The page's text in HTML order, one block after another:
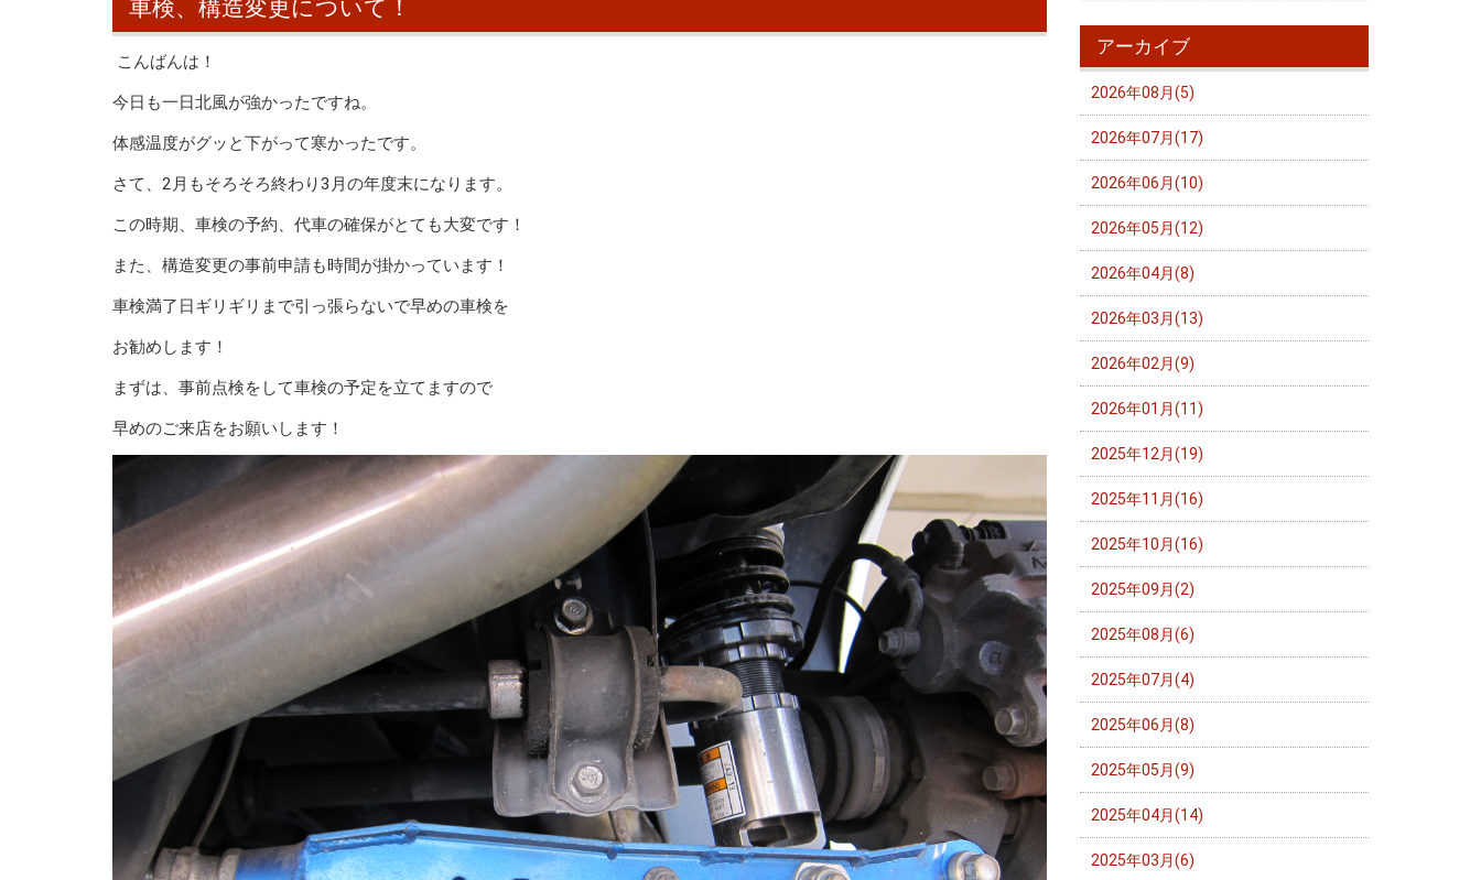
車検、構造変更について！
こんばんは！
今日も一日北風が強かったですね。
体感温度がグッと下がって寒かったです。
さて、2月もそろそろ終わり3月の年度末になります。
この時期、車検の予約、代車の確保がとても大変です！
また、構造変更の事前申請も時間が掛かっています！
車検満了日ギリギリまで引っ張らないで早めの車検を
お勧めします！
まずは、事前点検をして車検の予定を立てますので
早めのご来店をお願いします！
アーカイブ
2026年08月(5)
2026年07月(17)
2026年06月(10)
2026年05月(12)
2026年04月(8)
2026年03月(13)
2026年02月(9)
2026年01月(11)
2025年12月(19)
2025年11月(16)
2025年10月(16)
2025年09月(2)
2025年08月(6)
2025年07月(4)
2025年06月(8)
2025年05月(9)
2025年04月(14)
2025年03月(6)